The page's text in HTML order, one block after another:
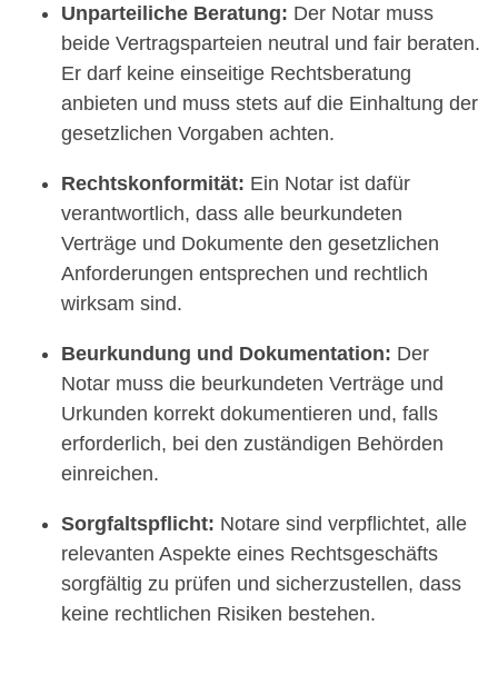
Unparteiliche Beratung: Der Notar muss
beide Vertragsparteien neutral und fair beraten.
Er darf keine einseitige Rechtsberatung
anbieten und muss stets auf die Einhaltung der
gesetzlichen Vorgaben achten.
Rechtskonformität: Ein Notar ist dafür
verantwortlich, dass alle beurkundeten
Verträge und Dokumente den gesetzlichen
Anforderungen entsprechen und rechtlich
wirksam sind.
Beurkundung und Dokumentation: Der
Notar muss die beurkundeten Verträge und
Urkunden korrekt dokumentieren und, falls
erforderlich, bei den zuständigen Behörden
einreichen.
Sorgfaltspflicht: Notare sind verpflichtet, alle
relevanten Aspekte eines Rechtsgeschäfts
sorgfältig zu prüfen und sicherzustellen, dass
keine rechtlichen Risiken bestehen.